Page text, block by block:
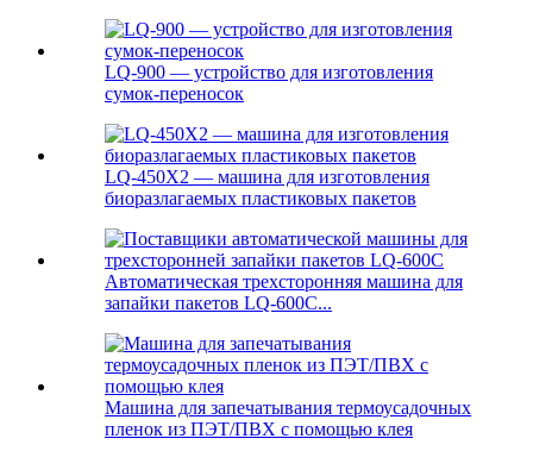
LQ-900 — устройство для изготовления
сумок-переносок
LQ-450X2 — машина для изготовления
биоразлагаемых пластиковых пакетов
Автоматическая трехсторонняя машина для
запайки пакетов LQ-600C...
Машина для запечатывания термоусадочных
пленок из ПЭТ/ПВХ с помощью клея